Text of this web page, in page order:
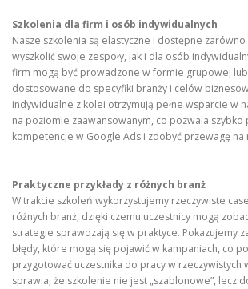
Szkolenia dla firm i osób indywidualnych
Nasze szkolenia są elastyczne i dostępne
wyszkolić swoje zespoły, jak i dla osób
firm mogą być prowadzone w formie grupowej
dostosowane do specyfiki branży i celów
indywidualne z kolei otrzymują pełne wsparcie w
na poziomie zaawansowanym, co pozwala szybko
kompetencje w Google Ads i zdobyć przewagę na
Praktyczne przykłady z różnych branż
W trakcie szkoleń wykorzystujemy rzeczywiste
różnych branż, dzięki czemu uczestnicy mogą
strategie sprawdzają się w praktyce. Pokazujemy
błędy, które mogą się pojawić w kampaniach, co
przygotować uczestnika do pracy w rzeczywistych
sprawia, że szkolenie nie jest „szablonowe”, lecz